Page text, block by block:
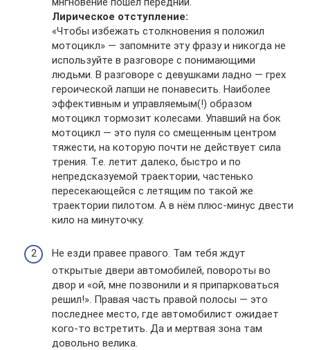
Лирическое отступление:
«Чтобы избежать столкновения я положил
мотоцикл» — запомните эту фразу и никогда не
используйте в разговоре с понимающими
людьми. В разговоре с девушками ладно — грех
героической лапши не понавесить. Наиболее
эффективным и управляемым(!) образом
мотоцикл тормозит колесами. Упавший на бок
мотоцикл — это пуля со смещенным центром
тяжести, на которую почти не действует сила
трения. Т.е. летит далеко, быстро и по
непредсказуемой траектории, частенько
пересекающейся с летящим по такой же
траектории пилотом. А в нём плюс-минус двести
кило на минуточку.
Не езди правее правого. Там тебя ждут
открытые двери автомобилей, повороты во
двор и «ой, мне позвонили и я припарковаться
решил!». Правая часть правой полосы — это
последнее место, где автомобилист ожидает
кого-то встретить. Да и мертвая зона там
довольно велика.